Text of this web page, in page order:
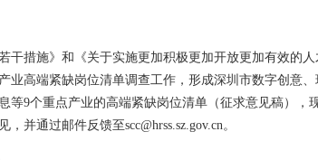
干措施》和《关于实施更加积极更加开放更加有效的
业高端紧缺岗位清单调查工作，形成深圳市数字创意
9个重点产业的高端紧缺岗位清单（征求意见稿），
并通过邮件反馈至scc@hrss.sz.gov.cn。